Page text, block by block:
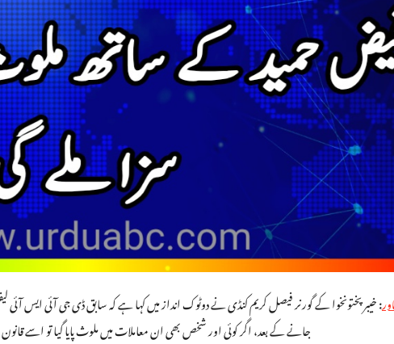
:خیبر پختونخوا کے گورنر فیصل کریم کنڈی نے دوٹوک انداز میں کہا ہے کہ سابق ڈی جی آئی ایس آئی
جانے کے بعد، اگر کوئی اور شخص بھی ان معاملات میں ملوث پایا گیا تو اسے